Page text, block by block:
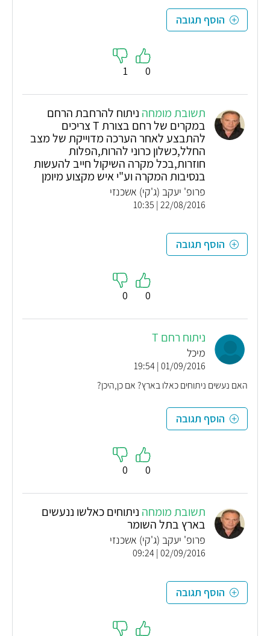
הוסף תגובה
0
1
תשובת מומחה ניתוח להרחבת הרחם
במקרים של רחם בצורת T צריכים
להתבצע לאחר הערכה מדוייקת של מצב
החלל,כשלון כרוני להרות,הפלות
חוזרות,בכל מקרה השיקול חייב להעשות
בנסיבות המקרה וע"י איש מקצוע מיומן
פרופ' יעקב (ג'קי) אשכנזי
22/08/2016 | 10:35
הוסף תגובה
0
0
ניתוח רחם T
מיכל
01/09/2016 | 19:54
האם נעשים ניתוחים כאלו בארץ? אם כן,היכן?
הוסף תגובה
0
0
תשובת מומחה ניתוחים כאלשו ננעשים
בארץ בתל השומר
פרופ' יעקב (ג'קי) אשכנזי
02/09/2016 | 09:24
הוסף תגובה